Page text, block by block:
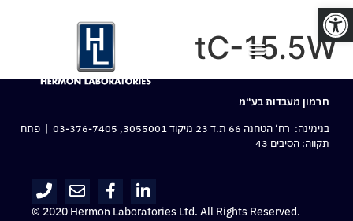
פתח סרגל נגישות
tC-15.5W
חרמון מעבדות בע“מ
בנימינה: רח‘ הטחנה 66 ת.ד 23 מיקוד 3055001,
03-376-7405 | פתח
תקווה: הסיבים 43
© 2020 Hermon Laboratories Ltd. All Rights Reserved.